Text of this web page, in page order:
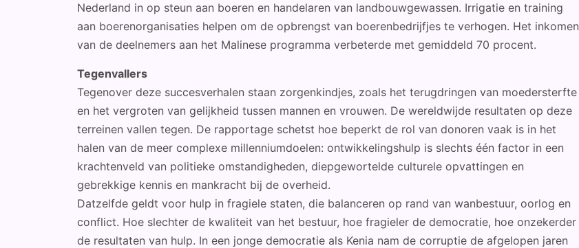
Nederland in op steun aan boeren en handelaren van landbouwgewassen. Irrigatie en training
aan boerenorganisaties helpen om de opbrengst van boerenbedrijfjes te verhogen. Het inkomen
van de deelnemers aan het Malinese programma verbeterde met gemiddeld 70 procent.
Tegenvallers
Tegenover deze succesverhalen staan zorgenkindjes, zoals het terugdringen van moedersterfte
en het vergroten van gelijkheid tussen mannen en vrouwen. De wereldwijde resultaten op deze
terreinen vallen tegen. De rapportage schetst hoe beperkt de rol van donoren vaak is in het
halen van de meer complexe millenniumdoelen: ontwikkelingshulp is slechts één factor in een
krachtenveld van politieke omstandigheden, diepgewortelde culturele opvattingen en
gebrekkige kennis en mankracht bij de overheid.
Datzelfde geldt voor hulp in fragiele staten, die balanceren op rand van wanbestuur, oorlog en
conflict. Hoe slechter de kwaliteit van het bestuur, hoe fragieler de democratie, hoe onzekerder
de resultaten van hulp. In een jonge democratie als Kenia nam de corruptie de afgelopen jaren